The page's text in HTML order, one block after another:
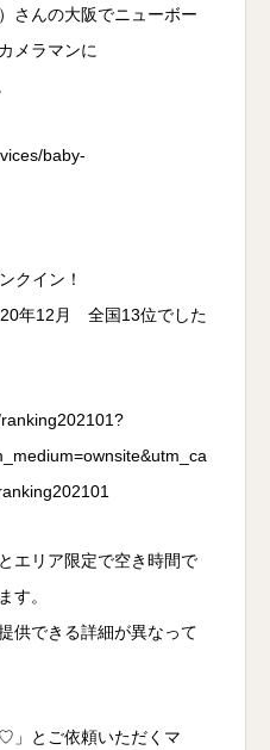
さんの大阪でニューボー
メラマンに
baby-
クイン！
年12月 全国13位でした
エリア限定で空き時間で
す。
供できる詳細が異なって
」とご依頼いただくマ